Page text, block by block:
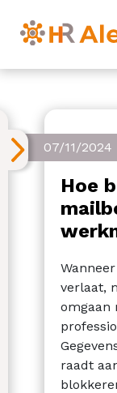
07/11/2024
Hoe
verlaat,
omgaan
raadt